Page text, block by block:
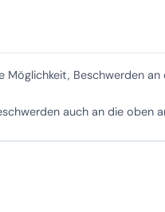
Möglichkeit, Beschwerden
auch an die oben